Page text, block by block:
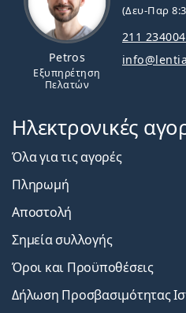
Petros
Εξυπηρέτηση
Πελατών
(Δευ-Παρ
211
Ηλεκτρονικές
Όλα για τις αγορές
Πληρωμή
Αποστολή
Σημεία συλλογής
Όροι και Προϋποθέσεις
Δήλωση Προσβασιμότητας